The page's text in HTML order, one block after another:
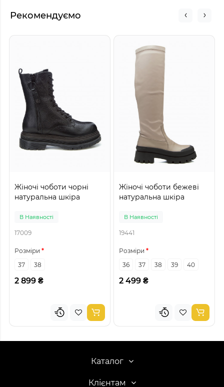
Рекомендуємо
Жіночі чоботи чорні
натуральна шкіра
В Наявності
17009
Розміри
37
38
2 899 ₴
Жіночі чоботи бежеві
натуральна шкіра
В Наявності
19441
Розміри
36
37 38 39 40
2 499 ₴
Каталог
Клієнтам